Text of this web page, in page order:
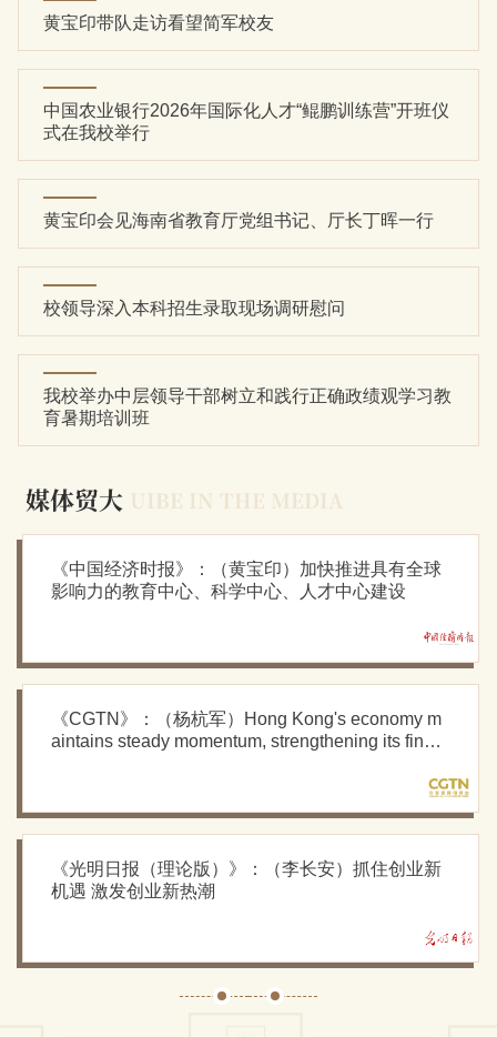
黄宝印带队走访看望简军校友
中国农业银行2026年国际化人才“鲲鹏训练营”开班仪
式在我校举行
黄宝印会见海南省教育厅党组书记、厅长丁晖一行
校领导深入本科招生录取现场调研慰问
我校举办中层领导干部树立和践行正确政绩观学习教
育暑期培训班
媒体贸大 UIBE IN THE MEDIA
《中国经济时报》：（黄宝印）加快推进具有全球
影响力的教育中心、科学中心、人才中心建设
《CGTN》：（杨杭军）Hong Kong's economy m
aintains steady momentum, strengthening its finan
《光明日报（理论版）》：（李长安）抓住创业新
机遇 激发创业新热潮